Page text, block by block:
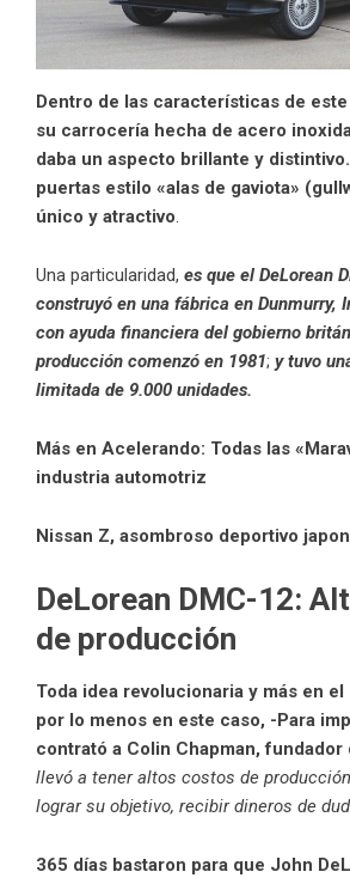
Dentro de las características de
su carrocería hecha de acero
daba un aspecto brillante y
puertas estilo «alas de gaviota»
único y atractivo.
Una particularidad, es que el DeLorean
construyó en una fábrica en Dunmurry,
con ayuda financiera del gobierno
producción comenzó en 1981; y tuvo
limitada de 9.000 unidades.
Más en Acelerando: Todas las
industria automotriz
Nissan Z, asombroso deportivo
DeLorean DMC-12:
de producción
Toda idea revolucionaria y más en
por lo menos en este caso, -Para
contrató a Colin Chapman, fundador
llevó a tener altos costos de
lograr su objetivo, recibir dineros de
365 días bastaron para que John